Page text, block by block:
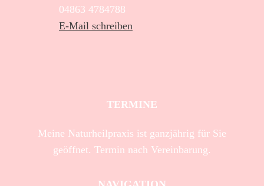
04863 4784788
E-Mail schreiben
TERMINE
Meine Naturheilpraxis ist ganzjährig für Sie
geöffnet. Termin nach Vereinbarung.